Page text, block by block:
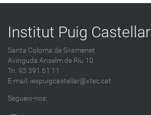
Institut Puig Castellar
Santa Coloma de Gramenet
Avinguda Anselm de Riu 10
Tn: 93 391 61 11
E-mail: iespuigcastellar@xtec.cat
Segueix-nos: